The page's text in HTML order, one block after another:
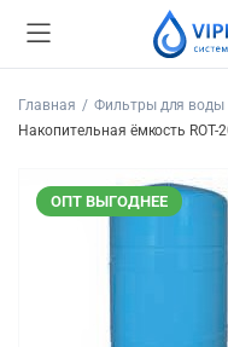
Главная Фильтры для воды
Накопительная ёмкость ROT-
ОПТ ВЫГОДНЕЕ